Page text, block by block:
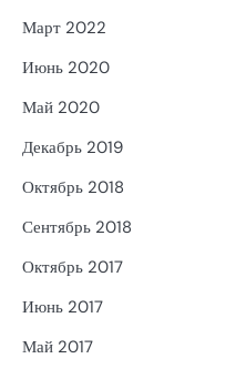
Март 2022
Июнь 2020
Май 2020
Декабрь 2019
Октябрь 2018
Сентябрь 2018
Октябрь 2017
Июнь 2017
Май 2017